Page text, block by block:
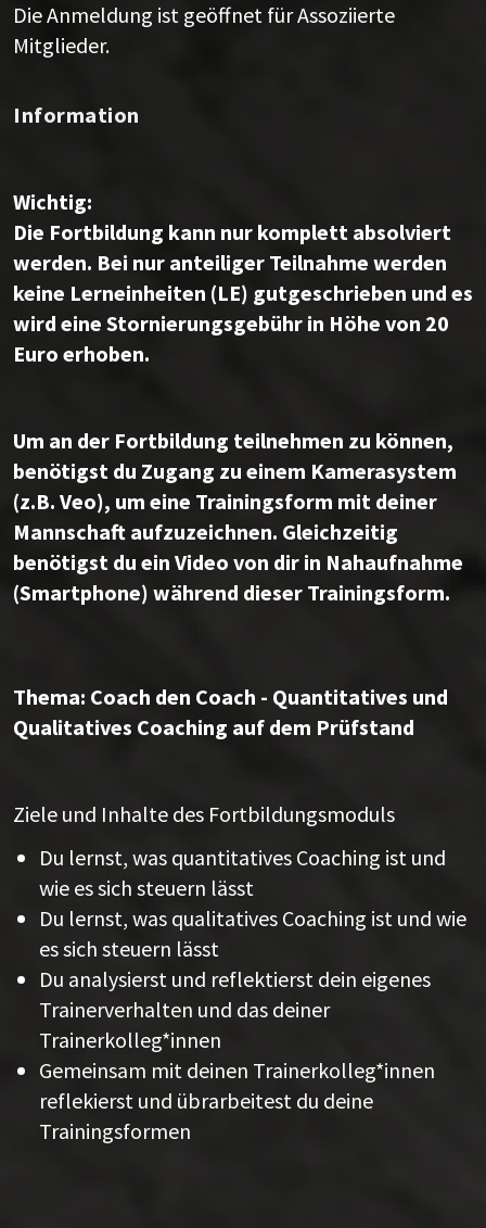
Die Anmeldung ist geöffnet für Assoziierte
Mitglieder.
Information
Wichtig:
Die Fortbildung kann nur komplett absolviert
werden. Bei nur anteiliger Teilnahme werden
keine Lerneinheiten (LE) gutgeschrieben und es
wird eine Stornierungsgebühr in Höhe von 20
Euro erhoben.
Um an der Fortbildung teilnehmen zu können,
benötigst du Zugang zu einem Kamerasystem
(z.B. Veo), um eine Trainingsform mit deiner
Mannschaft aufzuzeichnen. Gleichzeitig
benötigst du ein Video von dir in Nahaufnahme
(Smartphone) während dieser Trainingsform.
Thema: Coach den Coach - Quantitatives und
Qualitatives Coaching auf dem Prüfstand
Ziele und Inhalte des Fortbildungsmoduls
Du lernst, was quantitatives Coaching ist und
wie es sich steuern lässt
Du lernst, was qualitatives Coaching ist und wie
es sich steuern lässt
Du analysierst und reflektierst dein eigenes
Trainerverhalten und das deiner
Trainerkolleg*innen
Gemeinsam mit deinen Trainerkolleg*innen
reflekierst und übrarbeitest du deine
Trainingsformen